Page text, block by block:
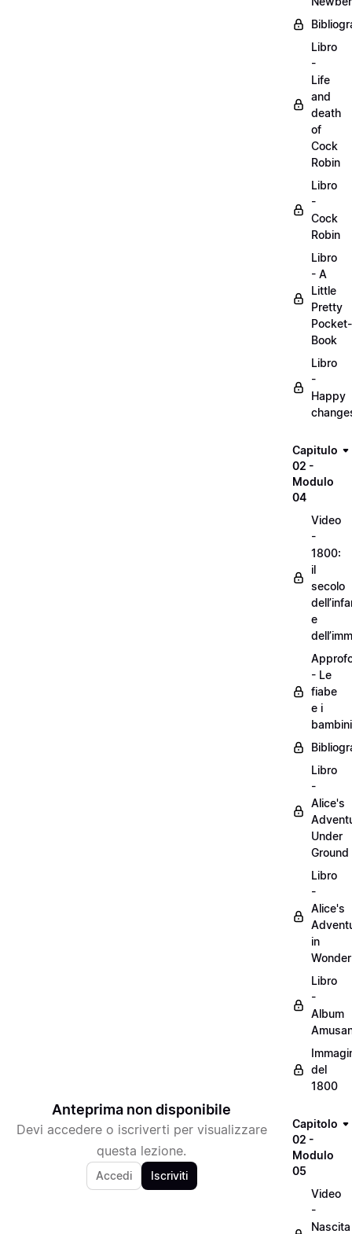
Anteprima non disponibile
Devi accedere o iscriverti per visualizzare
questa lezione.
Accedi Iscriviti
Libro
-
Life
and
death
of
Cock
Robin
Libro
-
Cock
Robin
Libro
- A
Little
Pretty
Pocket-
Book
Libro
-
Happy
Capitulo
02 -
Modulo
04
Video
-
1800:
il
secolo
e
- Le
fiabe
e i
bambini
Libro
-
Alice's
Under
Ground
Libro
-
Alice's
in
Libro
-
Album
del
1800
Capitolo
02 -
Modulo
05
Video
-
Nascita